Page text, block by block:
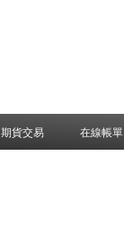
期貨交易 在線帳單